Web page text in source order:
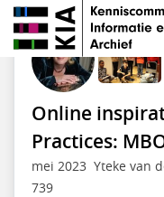
Educatie en
Online
Practices:
mei 2023 Yteke van
739